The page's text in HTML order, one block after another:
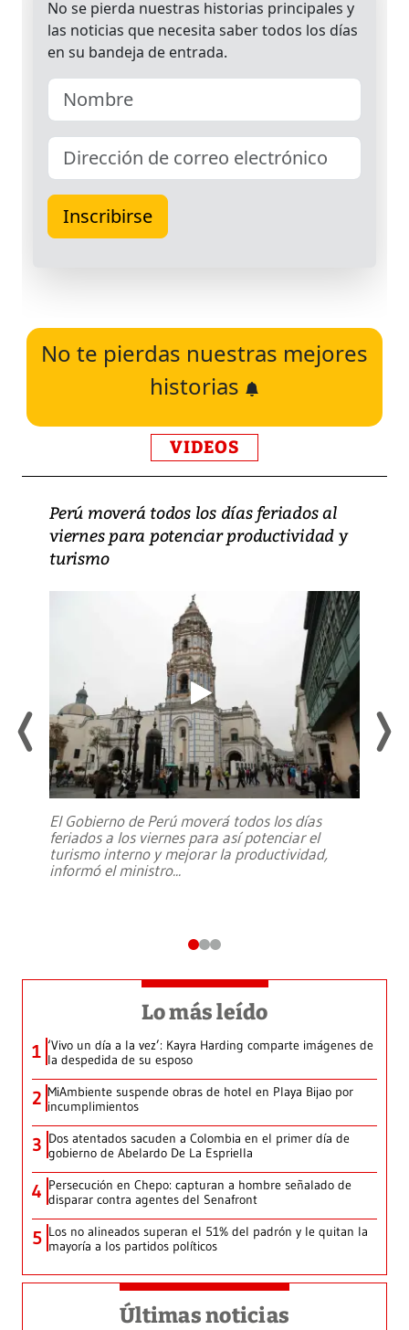
No te pierdas nuestras mejores
historias
VIDEOS
Perú moverá todos los días feriados al
viernes para potenciar productividad y
turismo
El Gobierno de Perú moverá todos los días
feriados a los viernes para así potenciar el
turismo interno y mejorar la productividad,
informó el ministro...
Lo más leído
1 ‘Vivo un día a la vez’: Kayra Harding comparte imágenes de
la despedida de su esposo
2 MiAmbiente suspende obras de hotel en Playa Bijao por
incumplimientos
3 Dos atentados sacuden a Colombia en el primer día de
gobierno de Abelardo De La Espriella
4 Persecución en Chepo: capturan a hombre señalado de
disparar contra agentes del Senafront
5 Los no alineados superan el 51% del padrón y le quitan la
mayoría a los partidos políticos
Últimas noticias